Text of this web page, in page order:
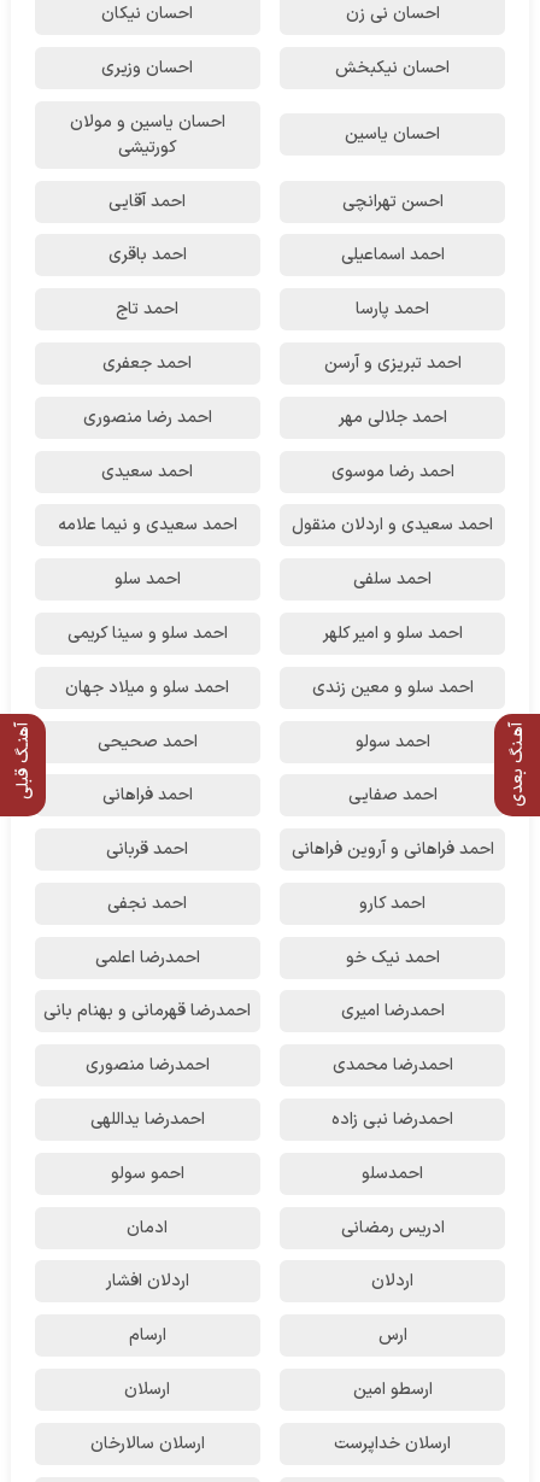
آهنـگ قبلی آهـنگ بعدی
احسان نی زن احسان نیکان
احسان نیکبخش احسان وزیری
احسان یاسین
احسان یاسین و مولان
کورتیشی
احسن تهرانچی احمد آقایی
احمد اسماعیلی احمد باقری
احمد پارسا احمد تاج
احمد تبریزی و آرسن احمد جعفری
احمد جلالی مهر احمد رضا منصوری
احمد رضا موسوی احمد سعیدی
احمد سعیدی و اردلان منقول احمد سعیدی و نیما علامه
احمد سلفی احمد سلو
احمد سلو و امیر کلهر احمد سلو و سینا کریمی
احمد سلو و معین زندی احمد سلو و میلاد جهان
احمد سولو احمد صحیحی
احمد صفایی احمد فراهانی
احمد فراهانی و آروین فراهانی احمد قربانی
احمد کارو احمد نجفی
احمد نیک خو احمدرضا اعلمی
احمدرضا امیری احمدرضا قهرمانی و بهنام بانی
احمدرضا محمدی احمدرضا منصوری
احمدرضا نبی زاده احمدرضا یداللهی
احمدسلو احمو سولو
ادریس رمضانی ادمان
اردلان اردلان افشار
ارس ارسام
ارسطو امین ارسلان
ارسلان خداپرست ارسلان سالارخان